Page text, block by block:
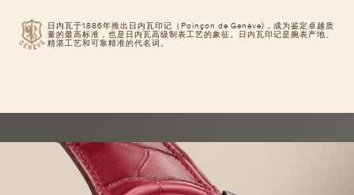
日内瓦于1886年推出日内瓦印记（Poinçon de Genève)，成为鉴定卓越质
量的最高标准，也是日内瓦高级制表工艺的象征。日内瓦印记是腕表产地、
精湛工艺和可靠精准的代名词。